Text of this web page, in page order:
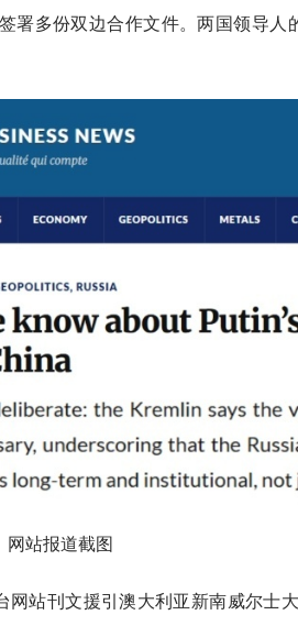
署多份双边合作文件。两国领导人
网站报道截图
网站刊文援引澳大利亚新南威尔士